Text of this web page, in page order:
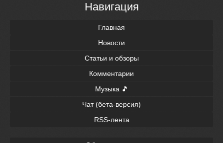
Навигация
Главная
Новости
Статьи и обзоры
Комментарии
Музыка 🎵
Чат (бета-версия)
RSS-лента